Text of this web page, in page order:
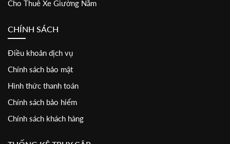
Cho Thuê Xe Giường Nằm
CHÍNH SÁCH
Điều khoản dịch vụ
Chính sách bảo mật
Hình thức thanh toán
Chính sách bảo hiểm
Chính sách khách hàng